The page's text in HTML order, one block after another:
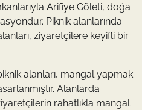
Arifiye Göleti, doğa
Piknik alanlarında
ziyaretçilere keyifli bir
alanları, mangal yapmak
Alanlarda
rahatlıkla mangal